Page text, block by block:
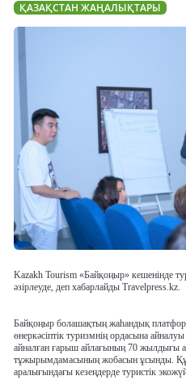
ҚАЗАҚСТАН ЖАҢАЛЫҚТАРЫ
Kazakh Tourism «Байқоңыр» кешенінде
әзірлеуде, деп хабарлайды Travelpress.kz.
Байқоңыр болашақтың жаһандық
өнеркәсіптік туризмнің ордасына
айналған ғарыш айлағының 70 жылдығы
тұжырымдамасының жобасын ұсынды.
аралығындағы кезеңдерде туристік